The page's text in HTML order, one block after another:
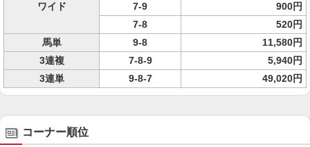
ワイド
7-9
900円
7-8
520円
馬単
9-8
11,580円
3連複
7-8-9
5,940円
3連単
9-8-7 49,020円
コーナー順位